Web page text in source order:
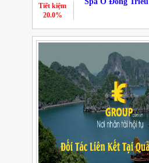
Tiết kiệm
20.0%